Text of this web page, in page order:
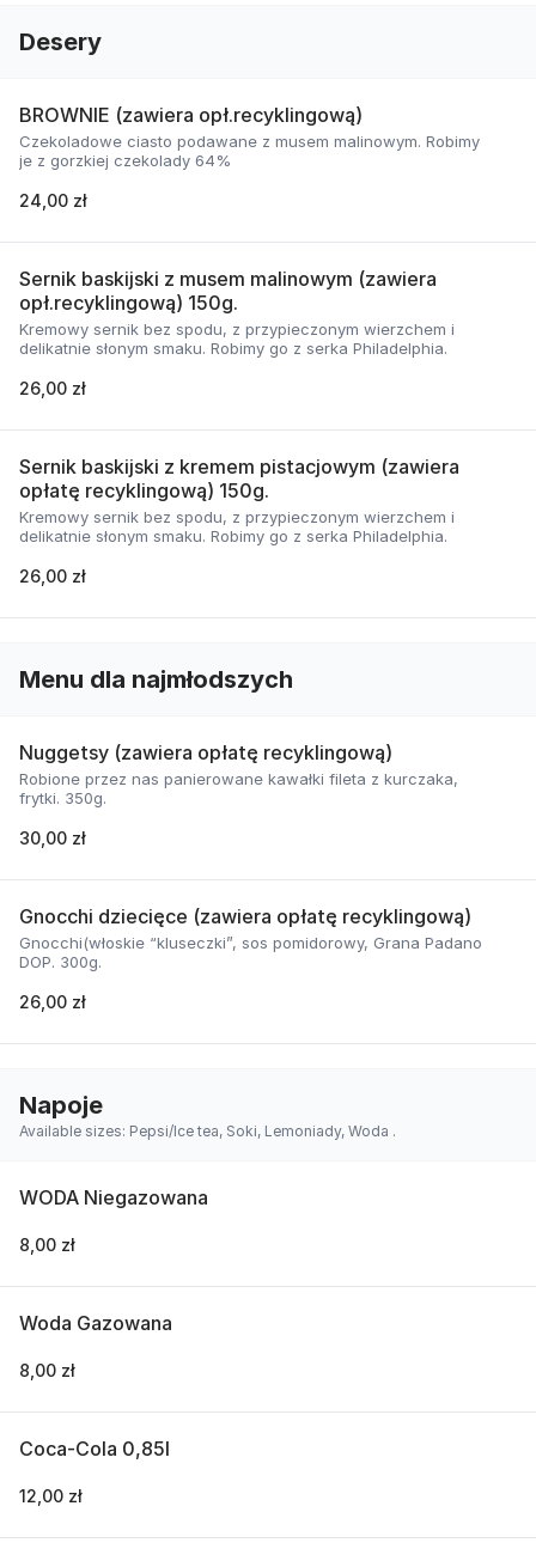
Desery
BROWNIE (zawiera opł.recyklingową)
Czekoladowe ciasto podawane z musem malinowym. Robimy
je z gorzkiej czekolady 64%
24,00 zł
Sernik baskijski z musem malinowym (zawiera
opł.recyklingową) 150g.
Kremowy sernik bez spodu, z przypieczonym wierzchem i
delikatnie słonym smaku. Robimy go z serka Philadelphia.
26,00 zł
Sernik baskijski z kremem pistacjowym (zawiera
opłatę recyklingową) 150g.
Kremowy sernik bez spodu, z przypieczonym wierzchem i
delikatnie słonym smaku. Robimy go z serka Philadelphia.
26,00 zł
Menu dla najmłodszych
Nuggetsy (zawiera opłatę recyklingową)
Robione przez nas panierowane kawałki fileta z kurczaka,
frytki. 350g.
30,00 zł
Gnocchi dziecięce (zawiera opłatę recyklingową)
Gnocchi(włoskie “kluseczki”, sos pomidorowy, Grana Padano
DOP. 300g.
26,00 zł
Napoje
Available sizes: Pepsi/Ice tea, Soki, Lemoniady, Woda .
WODA Niegazowana
8,00 zł
Woda Gazowana
8,00 zł
Coca-Cola 0,85l
12,00 zł